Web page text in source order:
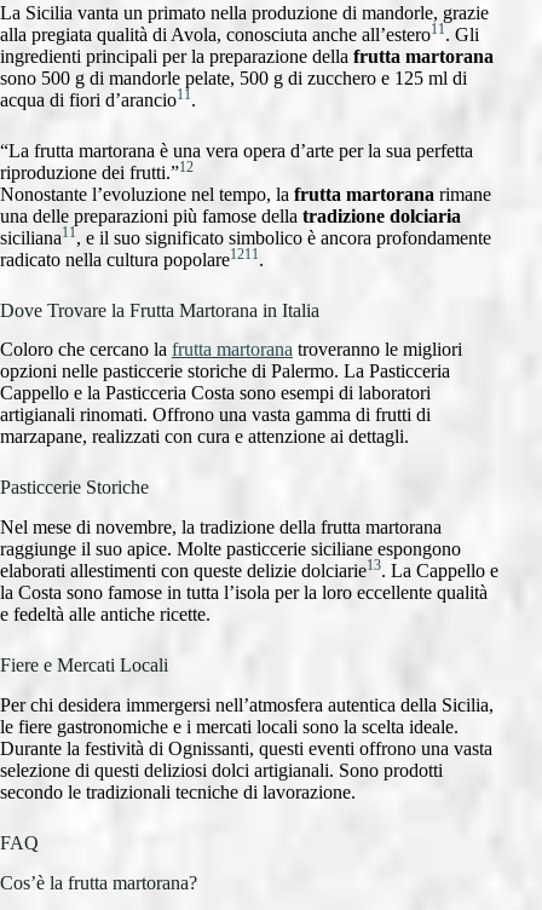
La Sicilia vanta un primato nella produzione di mandorle, grazie
alla pregiata qualità di Avola, conosciuta anche all’estero11. Gli
ingredienti principali per la preparazione della frutta martorana
sono 500 g di mandorle pelate, 500 g di zucchero e 125 ml di
acqua di fiori d’arancio11.
“La frutta martorana è una vera opera d’arte per la sua perfetta
riproduzione dei frutti.”12
Nonostante l’evoluzione nel tempo, la frutta martorana rimane
una delle preparazioni più famose della tradizione dolciaria
siciliana11, e il suo significato simbolico è ancora profondamente
radicato nella cultura popolare1211 .
Dove Trovare la Frutta Martorana in Italia
Coloro che cercano la frutta martorana troveranno le migliori
opzioni nelle pasticcerie storiche di Palermo. La Pasticceria
Cappello e la Pasticceria Costa sono esempi di laboratori
artigianali rinomati. Offrono una vasta gamma di frutti di
marzapane, realizzati con cura e attenzione ai dettagli.
Pasticcerie Storiche
Nel mese di novembre, la tradizione della frutta martorana
raggiunge il suo apice. Molte pasticcerie siciliane espongono
elaborati allestimenti con queste delizie dolciarie13. La Cappello e
la Costa sono famose in tutta l’isola per la loro eccellente qualità
e fedeltà alle antiche ricette.
Fiere e Mercati Locali
Per chi desidera immergersi nell’atmosfera autentica della Sicilia,
le fiere gastronomiche e i mercati locali sono la scelta ideale.
Durante la festività di Ognissanti, questi eventi offrono una vasta
selezione di questi deliziosi dolci artigianali. Sono prodotti
secondo le tradizionali tecniche di lavorazione.
FAQ
Cos’è la frutta martorana?